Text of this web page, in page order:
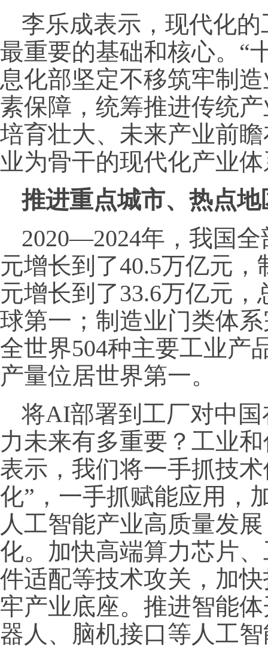
李乐成表示，现代化
最重要的基础和核心。“
息化部坚定不移筑牢制
素保障，统筹推进传统
培育壮大、未来产业前
业为骨干的现代化产业
推进重点城市、热点
2020—2024年，我国
元增长到了40.5万亿元
元增长到了33.6万亿元
球第一；制造业门类体
全世界504种主要工业产
产量位居世界第一。
将AI部署到工厂对中
力未来有多重要？工业
表示，我们将一手抓技
化”，一手抓赋能应用，
人工智能产业高质量发
化。加快高端算力芯片
件适配等技术攻关，加
牢产业底座。推进智能
器人、脑机接口等人工